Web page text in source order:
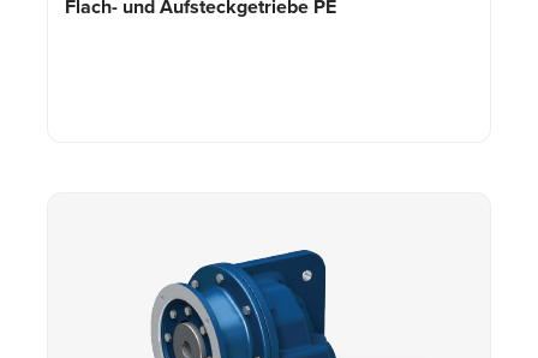
Flach- undAufsteckgetriebe PE